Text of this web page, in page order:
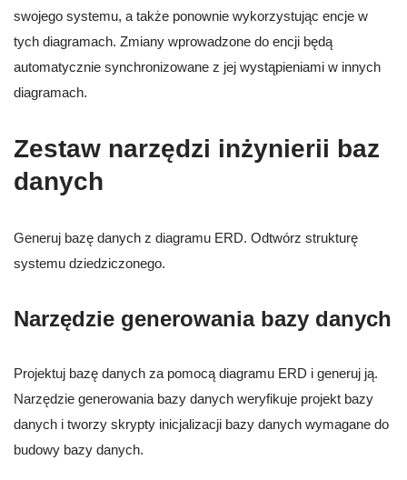
swojego systemu, a także ponownie wykorzystując encje w
tych diagramach. Zmiany wprowadzone do encji będą
automatycznie synchronizowane z jej wystąpieniami w innych
diagramach.
Zestaw narzędzi inżynierii baz
danych
Generuj bazę danych z diagramu ERD. Odtwórz strukturę
systemu dziedziczonego.
Narzędzie generowania bazy danych
Projektuj bazę danych za pomocą diagramu ERD i generuj ją.
Narzędzie generowania bazy danych weryfikuje projekt bazy
danych i tworzy skrypty inicjalizacji bazy danych wymagane do
budowy bazy danych.